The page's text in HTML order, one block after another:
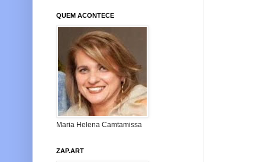
QUEM ACONTECE
Maria Helena Camtamissa
ZAP.ART